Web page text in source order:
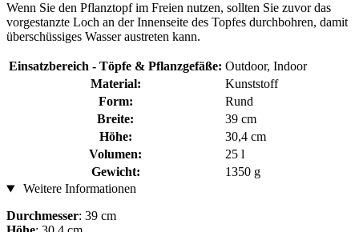
Wenn Sie den Pflanztopf im Freien nutzen, sollten Sie zuvor das
vorgestanzte Loch an der Innenseite des Topfes durchbohren, damit
überschüssiges Wasser austreten kann.
Einsatzbereich - Töpfe & Pflanzgefäße: Outdoor, Indoor
Material:
Kunststoff
Form:
Rund
Breite:
39 cm
Höhe:
30,4 cm
Volumen:
25 l
Gewicht:
1350 g
Weitere Informationen
Durchmesser: 39 cm